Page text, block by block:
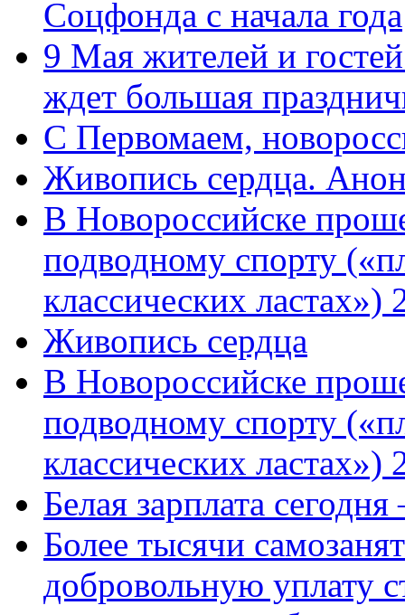
Соцфонда с начала года
9 Мая жителей и
ждет большая
C Первомаем,
Живопись сердца.
В Новороссийске
подводному спорту
классических
Живопись сердца
В Новороссийске
подводному спорту
классических ластах»)
Белая зарплата
Более тысячи
добровольную уплату